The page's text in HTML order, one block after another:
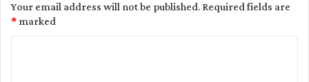
Your email address will not be published.Required fields are
marked
*